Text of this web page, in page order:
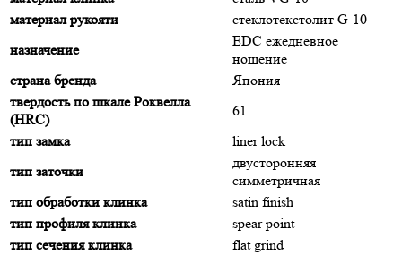
материал рукояти
стеклотекстолит G-10
назначение
EDC ежедневное
ношение
страна бренда
Япония
твердость по шкале Роквелла
(HRC)
61
тип замка
liner lock
тип заточки
двусторонняя
симметричная
тип обработки клинка
satin finish
тип профиля клинка
spear point
тип сечения клинка
flat grind